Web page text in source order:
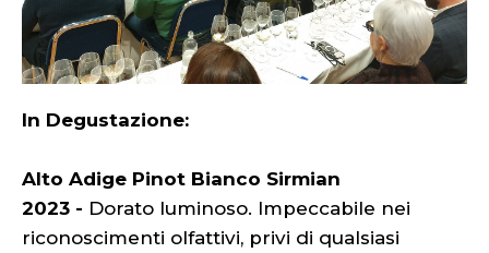
In Degustazione:
Alto Adige Pinot Bianco Sirmian
2023 - Dorato luminoso. Impeccabile nei
riconoscimenti olfattivi, privi di qualsiasi